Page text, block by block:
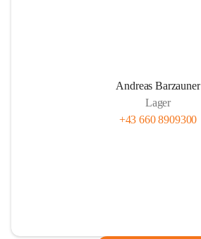
Andreas Barzauner
Lager
+43 660 8909300